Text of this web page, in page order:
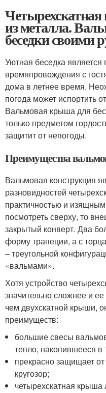
из металла.
беседки своими
Уютная беседка
времяпровождения с
дома в летнее время.
погода может испортить
Вальмовая крыша для
только предметом
защитит от непогоды.
Преимущества
Вальмовая конструкция
разновидностей
практичностью и
посмотреть сверху, то
закрытый конверт. Два
форму трапеции, а с
– треугольной
«вальмами».
Хотя устройство
значительно сложнее и
чем двухскатной крыши,
преимуществ:
большие свесы
тепло, накопившееся в
прекрасно защищает
кругозор;
четырехскатная